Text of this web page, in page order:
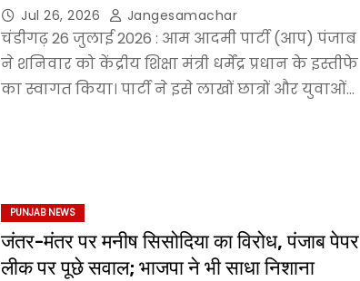
Jul 26, 2026 Jangesamachar
चंडीगढ़ 26 जुलाई 2026 : आम आदमी पार्टी (आप) पंजाब
ने शनिवार को केंद्रीय शिक्षा मंत्री धर्मेंद्र प्रधान के इस्तीफे
का स्वागत किया। पार्टी ने इसे लाखों छात्रों और युवाओं…
PUNJAB NEWS
जंतर-मंतर पर मनीष सिसोदिया का विरोध, पंजाब पेपर
लीक पर पूछे सवाल; भाजपा ने भी साधा निशाना